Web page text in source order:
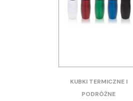
KUBKI TERMICZNE I
PODRÓŻNE